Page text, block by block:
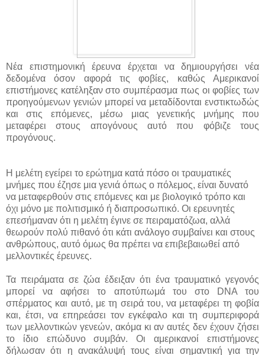
Νέα επιστημονική έρευνα έρχεται να δημιουργήσει νέα
δεδομένα όσον αφορά τις φοβίες, καθώς Αμερικανοί
επιστήμονες κατέληξαν στο συμπέρασμα πως οι φοβίες των
προηγούμενων γενιών μπορεί να μεταδίδονται ενστικτωδώς
και στις επόμενες, μέσω μιας γενετικής μνήμης που
μεταφέρει στους απογόνους αυτό που φόβιζε τους
προγόνους.
Η μελέτη εγείρει το ερώτημα κατά πόσο οι τραυματικές
μνήμες που έζησε μια γενιά όπως ο πόλεμος, είναι δυνατό
να μεταφερθούν στις επόμενες και με βιολογικό τρόπο και
όχι μόνο με πολιτισμικό ή διαπροσωπικό. Οι ερευνητές
επεσήμαναν ότι η μελέτη έγινε σε πειραματόζωα, αλλά
θεωρούν πολύ πιθανό ότι κάτι ανάλογο συμβαίνει και στους
ανθρώπους, αυτό όμως θα πρέπει να επιβεβαιωθεί από
μελλοντικές έρευνες.
Τα πειράματα σε ζώα έδειξαν ότι ένα τραυματικό γεγονός
μπορεί να αφήσει το αποτύπωμά του στο DNA του
σπέρματος και αυτό, με τη σειρά του, να μεταφέρει τη φοβία
και, έτσι, να επηρεάσει τον εγκέφαλο και τη συμπεριφορά
των μελλοντικών γενεών, ακόμα κι αν αυτές δεν έχουν ζήσει
το ίδιο επώδυνο συμβάν. Οι αμερικανοί επιστήμονες
δήλωσαν ότι η ανακάλυψή τους είναι σημαντική για την